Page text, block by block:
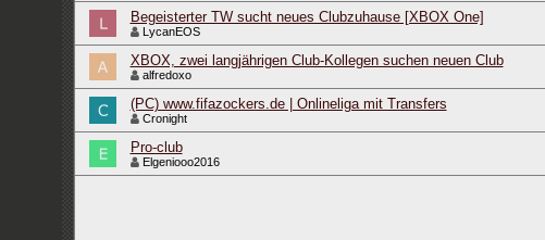
Begeisterter TW sucht neues Clubzuhause [XBOX One]
LycanEOS
XBOX, zwei langjährigen Club-Kollegen suchen neuen Club
alfredoxo
(PC) www.fifazockers.de | Onlineliga mit Transfers
Cronight
Pro-club
Elgeniooo2016